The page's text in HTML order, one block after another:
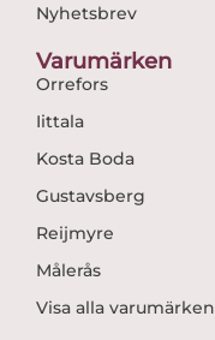
Nyhetsbrev
Varumärken
Orrefors
Iittala
Kosta Boda
Gustavsberg
Reijmyre
Målerås
Visa alla varumärken